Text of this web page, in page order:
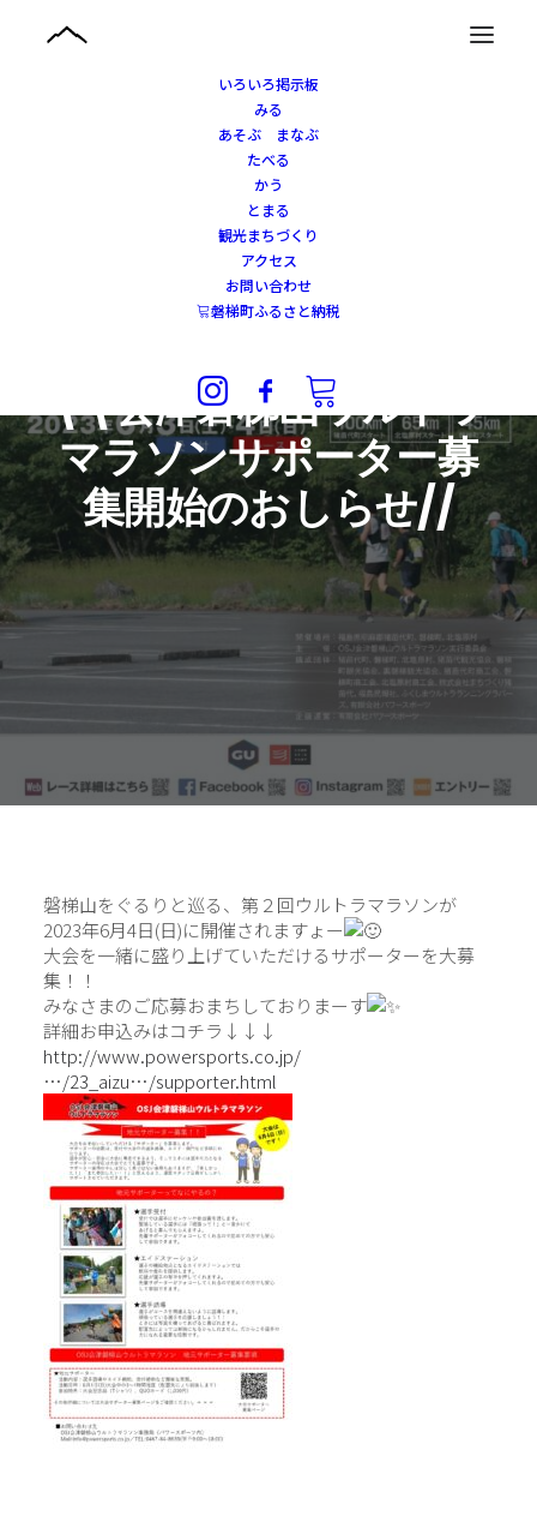
いろいろ掲示板
みる
あそぶ まなぶ
たべる
かう
とまる
観光まちづくり
アクセス
お問い合わせ
磐梯町ふるさと納税
\\会津磐梯山ウルトラ
マラソンサポーター募
集開始のおしらせ//
磐梯山をぐるりと巡る、第２回ウルトラマラソンが
2023年6月4日(日)に開催されますょー
大会を一緒に盛り上げていただけるサポーターを大募
集！！
みなさまのご応募おまちしておりまーす
詳細お申込みはコチラ↓↓↓
http://www.powersports.co.jp/
…/23_aizu…/supporter.html